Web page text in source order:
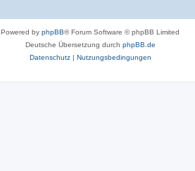
Powered by phpBB® Forum Software © phpBB Limited
Deutsche Übersetzung durch phpBB.de
Datenschutz| Nutzungsbedingungen